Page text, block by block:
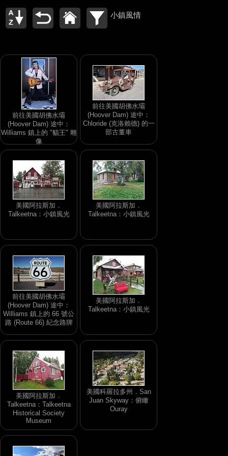
小鎮風情
前往美國胡佛水壩
(Hoover Dam) 途中：
Williams 鎮上的 "貓王" 雕
像
前往美國胡佛水壩
(Hoover Dam) 途中：
Chloride (克洛賴德) 的一
部古董車
美國阿拉斯加．
Talkeetna：小鎮風光
美國阿拉斯加．
Talkeetna：小鎮風光
前往美國胡佛水壩
(Hoover Dam) 途中：
Williams 鎮上的 66 號公
路 (Route 66) 紀念路牌
美國阿拉斯加．
Talkeetna：小鎮風光
美國阿拉斯加．
Talkeetna：Talkeetna
Historical Society
Museum
美國科羅拉多州．San
Juan Skyway：俯瞰
Ouray